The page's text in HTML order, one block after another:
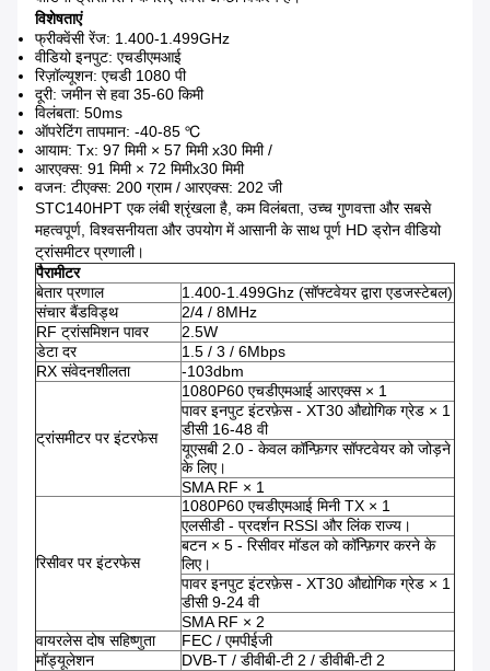
विशेषताएं
फ्रीक्वेंसी रेंज: 1.400-1.499GHz
वीडियो इनपुट: एचडीएमआई
रिज़ॉल्यूशन: एचडी 1080 पी
दूरी: जमीन से हवा 35-60 किमी
विलंबता: 50ms
ऑपरेटिंग तापमान: -40-85 ℃
आयाम: Tx: 97 मिमी × 57 मिमी x30 मिमी /
आरएक्स: 91 मिमी × 72 मिमीx30 मिमी
वजन: टीएक्स: 200 ग्राम / आरएक्स: 202 जी
STC140HPT एक लंबी श्रृंखला है, कम विलंबता, उच्च गुणवत्ता और सबसे
महत्वपूर्ण, विश्वसनीयता और उपयोग में आसानी के साथ पूर्ण HD ड्रोन वीडियो
ट्रांसमीटर प्रणाली।
पैरामीटर
बेतार प्रणाल
1.400-1.499Ghz (सॉफ्टवेयर द्वारा एडजस्टेबल)
संचार बैंडविड्थ
2/4 / 8MHz
RF ट्रांसमिशन पावर
2.5W
डेटा दर
1.5 / 3 / 6Mbps
RX संवेदनशीलता
-103dbm
ट्रांसमीटर पर इंटरफेस
1080P60 एचडीएमआई आरएक्स × 1
पावर इनपुट इंटरफ़ेस - XT30 औद्योगिक ग्रेड × 1
डीसी 16-48 वी
यूएसबी 2.0 - केवल कॉन्फ़िगर सॉफ्टवेयर को जोड़ने
के लिए।
SMA RF × 1
रिसीवर पर इंटरफेस
1080P60 एचडीएमआई मिनी TX × 1
एलसीडी - प्रदर्शन RSSI और लिंक राज्य।
बटन × 5 - रिसीवर मॉडल को कॉन्फ़िगर करने के
लिए।
पावर इनपुट इंटरफ़ेस - XT30 औद्योगिक ग्रेड × 1
डीसी 9-24 वी
SMA RF × 2
वायरलेस दोष सहिष्णुता
FEC / एमपीईजी
मॉड्यूलेशन
DVB-T / डीवीबी-टी 2 / डीवीबी-टी 2